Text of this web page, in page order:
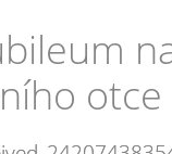
otce